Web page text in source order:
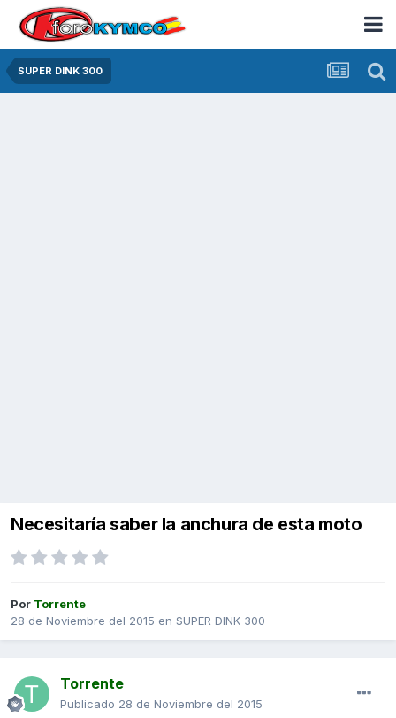
SUPER DINK 300
Necesitaría saber la anchura de esta moto
Por Torrente
28 de Noviembre del 2015 en SUPER DINK 300
Torrente
Publicado 28 de Noviembre del 2015